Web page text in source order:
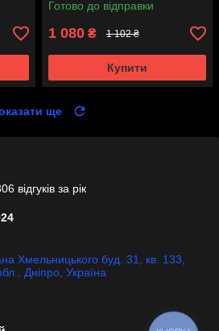
Готово до відправки
1 080 ₴ 1 102 ₴
Купити
ще
відгуків за рік
Хмельницького буд. 31, кв. 133,
Дніпро, Україна